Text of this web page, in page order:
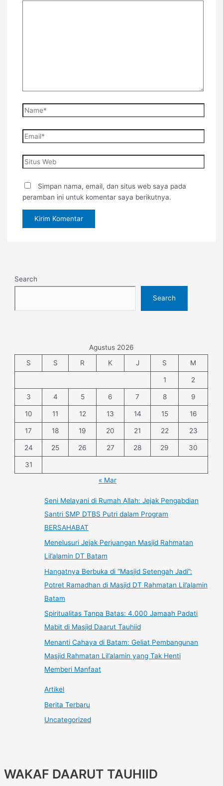
Simpan nama, email, dan situs web saya pada
peramban ini untuk komentar saya berikutnya.
Search
Search
Agustus 2026
S
S R K J S M
1 2
3 4 5 6 7 8 9
10 11 12 13 14 15 16
17 18 19 20 21 22 23
24 25 26 27 28 29 30
31
« Mar
Seni Melayani di Rumah Allah: Jejak Pengabdian
Santri SMP DTBS Putri dalam Program
BERSAHABAT
Menelusuri Jejak Perjuangan Masjid Rahmatan
Lil’alamin DT Batam
Hangatnya Berbuka di “Masjid Setengah Jadi”:
Potret Ramadhan di Masjid DT Rahmatan Lil’alamin
Batam
Spiritualitas Tanpa Batas: 4.000 Jamaah Padati
Mabit di Masjid Daarut Tauhiid
Menanti Cahaya di Batam: Geliat Pembangunan
Masjid Rahmatan Lil’alamin yang Tak Henti
Memberi Manfaat
Artikel
Berita Terbaru
Uncategorized
WAKAF DAARUT TAUHIID